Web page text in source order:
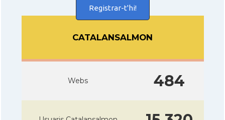
Registrar-t'hi!
CATALANSALMON
Webs 484